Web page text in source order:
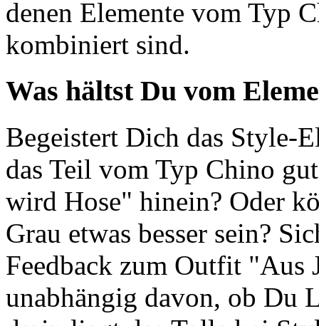
denen Elemente vom Typ
kombiniert sind.
Was hältst Du vom
Begeistert Dich das Style-
das Teil vom Typ Chino
wird Hose" hinein? Oder
Grau etwas besser sein?
Feedback zum Outfit "Aus
unabhängig davon, ob Du